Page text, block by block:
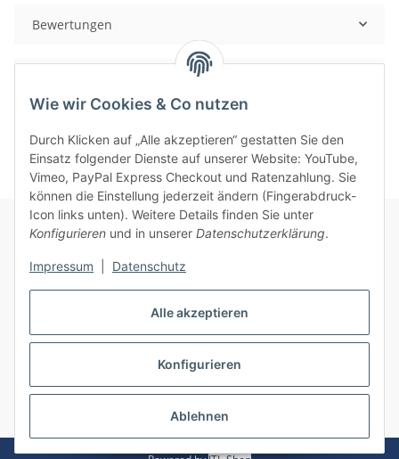
Alle akzeptieren
Konfigurieren
Ablehnen
Wie wir Cookies & Co nutzen
Durch Klicken auf „Alle akzeptieren“ gestatten Sie den
Einsatz folgender Dienste auf unserer Website: YouTube,
Vimeo, PayPal Express Checkout und Ratenzahlung. Sie
können die Einstellung jederzeit ändern (Fingerabdruck-
Icon links unten). Weitere Details finden Sie unter
Konfigurieren und in unserer Datenschutzerklärung.
Impressum Datenschutz
Bewertungen
Informationen
Gesetzliche Informationen
Vertrag widerrufen
* Alle Preise inkl. gesetzlicher USt., zzgl.Versand